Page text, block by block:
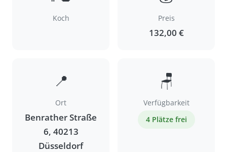
Koch Preis
132,00 €
📍
Ort
Benrather Straße
6, 40213
Düsseldorf
🪑
Verfügbarkeit
4 Plätze frei